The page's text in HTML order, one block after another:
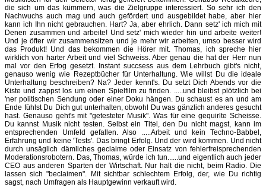
die sich um das kümmern, was die Zielgruppe interessiert. So sehr ich den
Nachwuchs auch mag und auch gefördert und ausgebildet habe, aber hier
kann ich Ihn nicht gebrauchen. Hart? Ja, aber ehrlich. Dann setz' ich mich mit
Denen zusammen und arbeite! Und setz' mich wieder hin und arbeite weiter!
Und je öfter wir zusammensitzen und je mehr wir arbeiten, umso besser wird
das Produkt! Und das bekommen die Hörer mit. Thomas, ich spreche hier
wirklich von harter Arbeit und viel Schweiss. Aber genau die hat der Herr nun
mal vor den Erfog gesetzt. Instant succsess aus dem Lehrbuch gibt's nicht,
genauso wenig wie Rezeptbücher für Unterhaltung. Wie willst Du die ideale
Unterhaltung beschreiben? Na? Jeder kennt's. Du setzt Dich Abends vor die
Kiste und zappst los um einen Spielfilm zu finden. .....und bleibst plötzlich bei
'ner politischen Sendung oder einer Doku hängen. Du schaust es an und am
Ende fühlst Du Dich gut unterhalten, obwohl Du was gänzlich anderes gesucht
hast. Genauso geht's mit "getesteter Musik". Was für eine gequirlte Scheisse.
Du kannst Musik nicht testen. Selbst ein Titel, den Du nicht magst, kann im
entsprechenden Umfeld gefallen. Also .....Arbeit und kein Techno-Babbel,
Erfahrung und keine 'Tests'. Das bringt Erfolg. Und der wird kommen. Und nicht
durch unsäglich dämliches geclaime oder Einsatz von fehlerfreisprechenden
Moderationsrobotern. Das, Thomas, würde ich tun......und eigentlich auch jeder
CEO aus anderen Sparten der Wirtschaft. Nur halt die nicht, beim Radio. Die
lassen sich "beclaimen". Mit sichtbar schlechtem Erfolg, der, wie Du richtig
sagst, nach Umfragen als Hauptgewinn verkauft wird.